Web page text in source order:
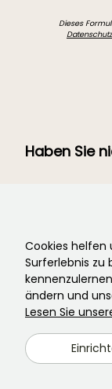
Cookies helfen
Surferlebnis zu
ändern und
Lesen Sie
Dieses
Haben Sie
Treten Sie der